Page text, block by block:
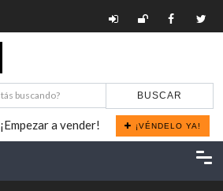
BUSCAR
¡Empezar a vender! ¡VÉNDELO YA!